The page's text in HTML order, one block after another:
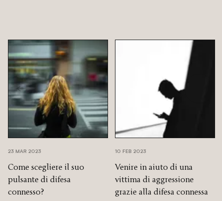
23 MAR 2023
Come scegliere il suo
pulsante di difesa
connesso?
10 FEB 2023
Venire in aiuto di una
vittima di aggressione
grazie alla difesa connessa